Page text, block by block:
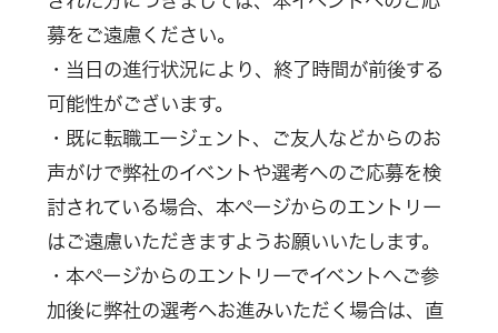
募をご遠慮ください。
・当日の進行状況により、終了時間が前後する
可能性がございます。
・既に転職エージェント、ご友人などからのお
声がけで弊社のイベントや選考へのご応募を検
討されている場合、本ページからのエントリー
はご遠慮いただきますようお願いいたします。
・本ページからのエントリーでイベントへご参
加後に弊社の選考へお進みいただく場合は、直